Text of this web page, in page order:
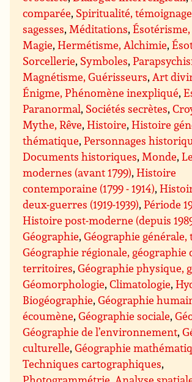
comparée, Spiritualité,
sagesses, Méditations,
Magie,Hermétisme, Alchimie,
Sorcellerie, Symboles,
Magnétisme, Guérisseurs, Art
Énigme, Phénomène inexpliqué,
Paranormal, Sociétés secrètes,
Mythe, Rêve,Histoire,Histoire
thématique,Personnages
Documents historiques, Monde,
modernes (avant 1799),Histoire
contemporaine (1799 - 1914),
deux-guerres (1919-1939),Période
Histoire post-moderne (depuis
Géographie,Géographie
Géographie régionale, géographie
territoires,Géographie physique,
Géomorphologie,Climatologie,
Biogéographie,Géographie
écoumène,Géographie sociale,
Géographie de l’environnement,
culturelle,Géographie
Techniques cartographiques,